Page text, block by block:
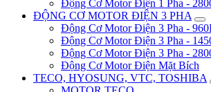
Động Cơ Motor Điện 1 Pha -
ĐỘNG CƠ MOTOR ĐIỆN 3 PHA
Động Cơ Motor Điện 3 Pha -
Động Cơ Motor Điện 3 Pha -
Động Cơ Motor Điện 3 Pha -
Động Cơ Motor Điện Mặt Bích
TECO, HYOSUNG, VTC, TOSHIBA